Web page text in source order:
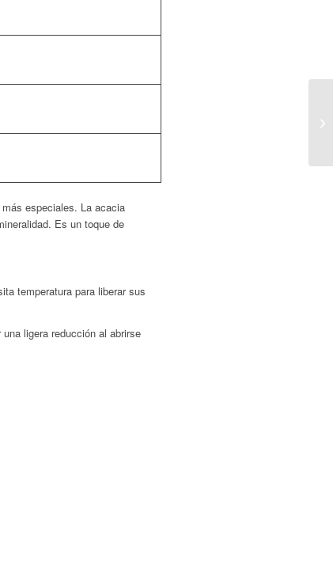
especiales. La acacia
Es un toque de
temperatura para liberar sus
ligera reducción al abrirse